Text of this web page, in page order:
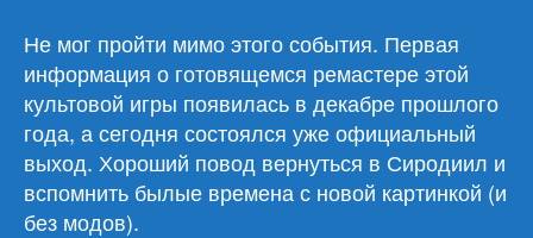
Scrolls
IV:
Oblivion
Remastered
Не мог пройти мимо этого события. Первая
информация о готовящемся ремастере этой
культовой игры появилась в декабре прошлого
года, а сегодня состоялся уже официальный
выход. Хороший повод вернуться в Сиродиил и
вспомнить былые времена с новой картинкой (и
без модов).